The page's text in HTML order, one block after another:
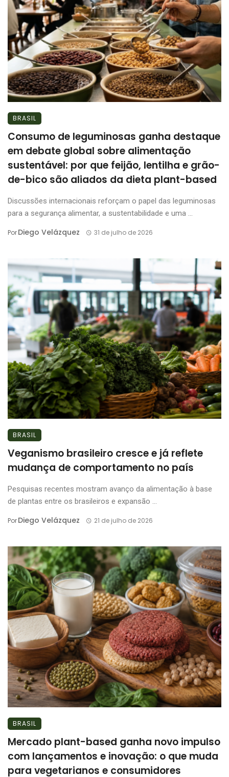
BRASIL
Consumo de leguminosas ganha destaque
em debate global sobre alimentação
sustentável: por que feijão, lentilha e grão-
de-bico são aliados da dieta plant-based
Discussões internacionais reforçam o papel das leguminosas
para a segurança alimentar, a sustentabilidade e uma ...
PorDiego Velázquez 31 de julho de 2026
BRASIL
Veganismo brasileiro cresce e já reflete
mudança de comportamento no país
Pesquisas recentes mostram avanço da alimentação à base
de plantas entre os brasileiros e expansão ...
PorDiego Velázquez 21 de julho de 2026
BRASIL
Mercado plant-based ganha novo impulso
com lançamentos e inovação: o que muda
para vegetarianos e consumidores